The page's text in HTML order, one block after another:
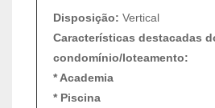
Disposição: Vertical
Características destacadas
condomínio/loteamento:
* Academia
* Piscina